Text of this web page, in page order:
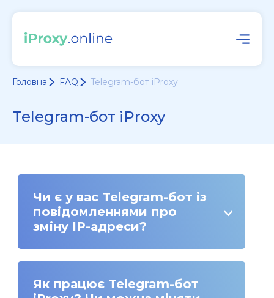
Головна FAQ Telegram-бот iProxy
Telegram-бот iProxy
Чи є у вас Telegram-бот із
повідомленнями про
зміну IP-адреси?
Як працює Telegram-бот